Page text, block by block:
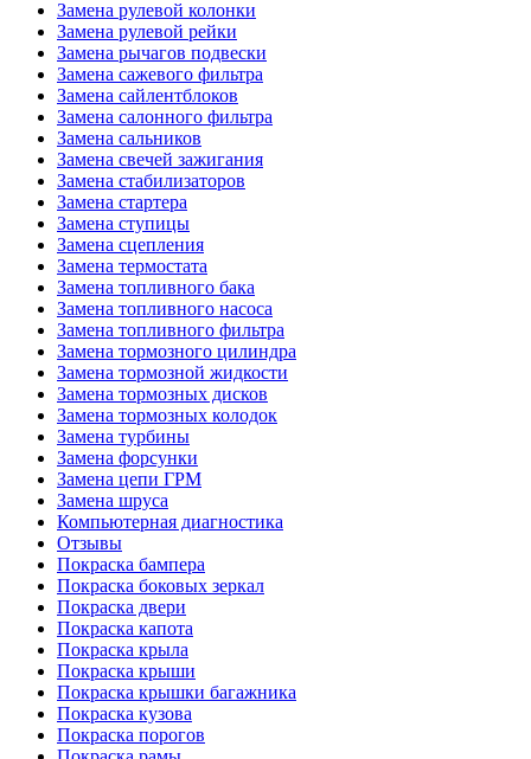
Замена рулевой колонки
Замена рулевой рейки
Замена рычагов подвески
Замена сажевого фильтра
Замена сайлентблоков
Замена салонного фильтра
Замена сальников
Замена свечей зажигания
Замена стабилизаторов
Замена стартера
Замена ступицы
Замена сцепления
Замена термостата
Замена топливного бака
Замена топливного насоса
Замена топливного фильтра
Замена тормозного цилиндра
Замена тормозной жидкости
Замена тормозных дисков
Замена тормозных колодок
Замена турбины
Замена форсунки
Замена цепи ГРМ
Замена шруса
Компьютерная диагностика
Отзывы
Покраска бампера
Покраска боковых зеркал
Покраска двери
Покраска капота
Покраска крыла
Покраска крыши
Покраска крышки багажника
Покраска кузова
Покраска порогов